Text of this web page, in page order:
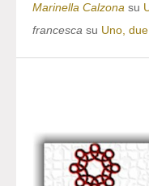
Marinella Calzona su
francesca su Uno,